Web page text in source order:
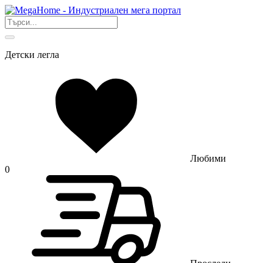
Детски легла
Любими
0